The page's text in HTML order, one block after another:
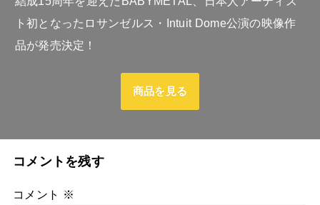
ト初となったロサンゼルス・Intuit Dome公演の映像作
品が発売決定！
商品を見る
コメントを残す
コメント ※